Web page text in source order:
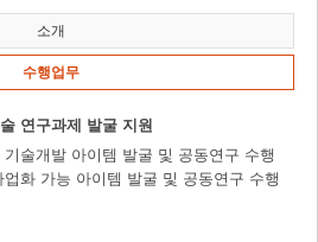
소개
수행업무
연구과제 발굴 지원
술개발 아이템 발굴 및 공동연구 수행
화 가능 아이템 발굴 및 공동연구 수행